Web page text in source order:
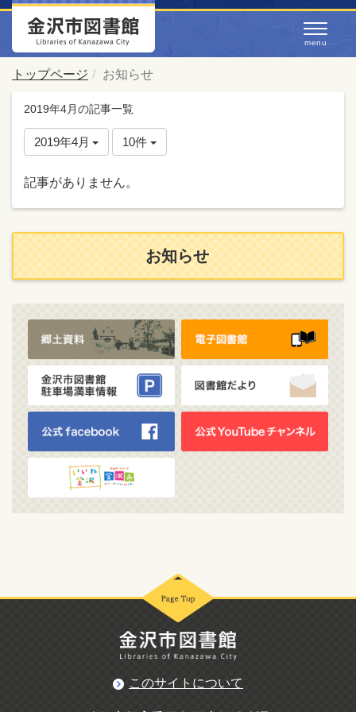
トップページ お知らせ
2019年4月の記事一覧
2019年4月 10件
記事がありません。
お知らせ
このサイトについて